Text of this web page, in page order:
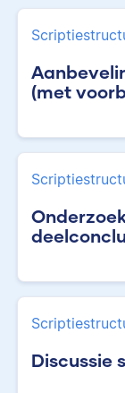
(met
Discussie